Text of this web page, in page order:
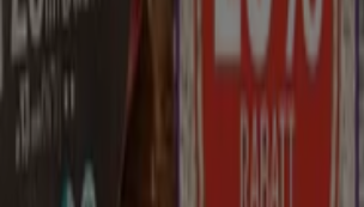
Marknadsförings- och
Butiken är felaktigt angiven på
Veckovis annonsfeedback
Tekniska problem och allmän
Index